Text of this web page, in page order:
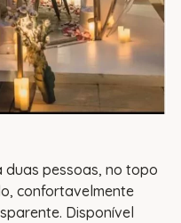
duas pessoas, no topo
confortavelmente
Disponível